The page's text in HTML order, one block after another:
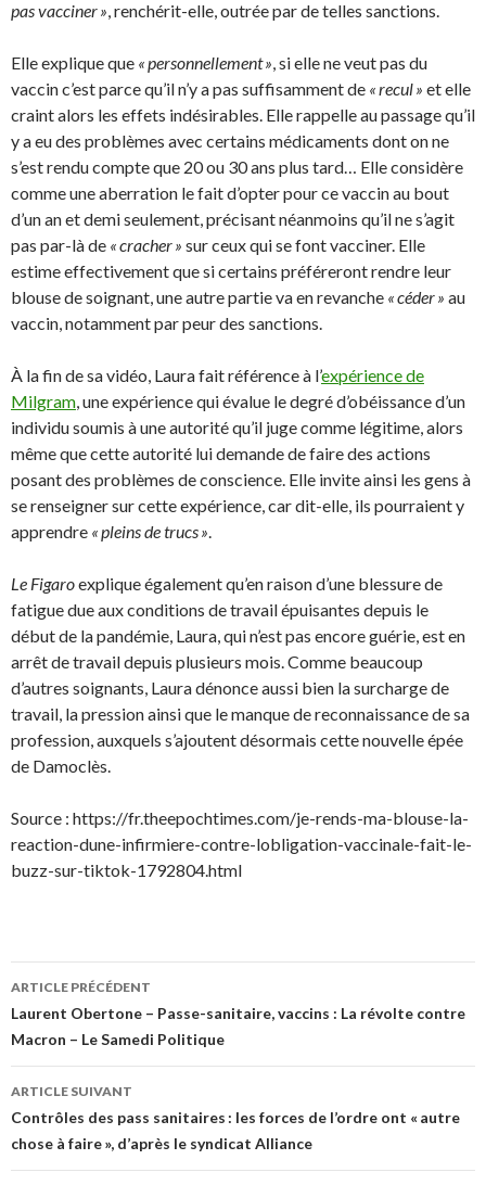
pas vacciner », renchérit-elle, outrée par de telles sanctions.
Elle explique que « personnellement », si elle ne veut pas du
vaccin c’est parce qu’il n’y a pas suffisamment de « recul » et elle
craint alors les effets indésirables. Elle rappelle au passage qu’il
y a eu des problèmes avec certains médicaments dont on ne
s’est rendu compte que 20 ou 30 ans plus tard… Elle considère
comme une aberration le fait d’opter pour ce vaccin au bout
d’un an et demi seulement, précisant néanmoins qu’il ne s’agit
pas par-là de « cracher » sur ceux qui se font vacciner. Elle
estime effectivement que si certains préféreront rendre leur
blouse de soignant, une autre partie va en revanche « céder » au
vaccin, notamment par peur des sanctions.
À la fin de sa vidéo, Laura fait référence à l’expérience de
Milgram, une expérience qui évalue le degré d’obéissance d’un
individu soumis à une autorité qu’il juge comme légitime, alors
même que cette autorité lui demande de faire des actions
posant des problèmes de conscience. Elle invite ainsi les gens à
se renseigner sur cette expérience, car dit-elle, ils pourraient y
apprendre « pleins de trucs ».
Le Figaroexplique également qu’en raison d’une blessure de
fatigue due aux conditions de travail épuisantes depuis le
début de la pandémie, Laura, qui n’est pas encore guérie, est en
arrêt de travail depuis plusieurs mois. Comme beaucoup
d’autres soignants, Laura dénonce aussi bien la surcharge de
travail, la pression ainsi que le manque de reconnaissance de sa
profession, auxquels s’ajoutent désormais cette nouvelle épée
de Damoclès.
Source : https://fr.theepochtimes.com/je-rends-ma-blouse-la-
reaction-dune-infirmiere-contre-lobligation-vaccinale-fait-le-
buzz-sur-tiktok-1792804.html
Navigation
des
articles
ARTICLE PRÉCÉDENT
Laurent Obertone – Passe-sanitaire, vaccins : La révolte contre
Macron – Le Samedi Politique
ARTICLE SUIVANT
Contrôles des pass sanitaires : les forces de l’ordre ont « autre
chose à faire », d’après le syndicat Alliance